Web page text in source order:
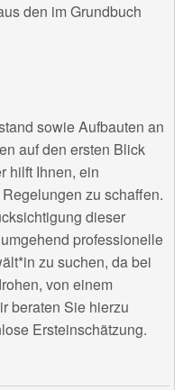
den im Grundbuch
sowie Aufbauten an
auf den ersten Blick
hilft Ihnen, ein
zu schaffen.
dieser
professionelle
zu suchen, da bei
von einem
beraten Sie hierzu
Ersteinschätzung.